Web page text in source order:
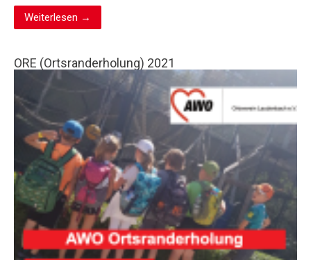
Weiterlesen →
ORE (Ortsranderholung) 2021